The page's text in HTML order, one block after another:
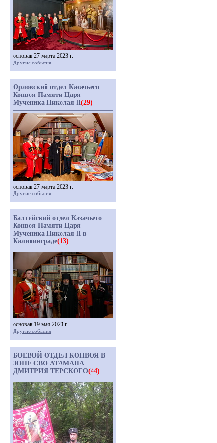
основан 27 марта 2023 г.
Другие события
Орловский отдел Казачьего
Конвоя Памяти Царя
Мученика Николая II(29)
основан 27 марта 2023 г.
Другие события
Балтийский отдел Казачьего
Конвоя Памяти Царя
Мученика Николая II в
Калининграде(13)
основан 19 мая 2023 г.
Другие события
БОЕВОЙ ОТДЕЛ КОНВОЯ В
ЗОНЕ СВО АТАМАНА
ДМИТРИЯ ТЕРСКОГО(44)